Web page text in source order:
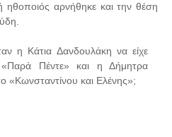
αρνήθηκε και την θέση
η Κάτια Δανδουλάκη να είχε
Πέντε» και η Δήμητρα
και Ελένης»;